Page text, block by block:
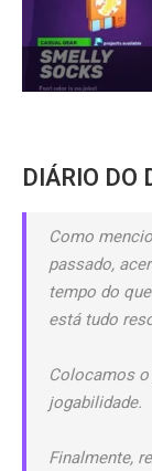
DIÁRIO DO
Como
passado,
tempo do
está tudo
Colocamos
jogabilidade.
Finalmente,